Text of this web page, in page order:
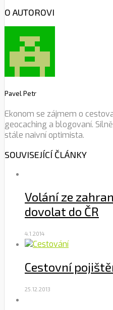
O AUTOROVI
Pavel Petr
Ekonom se zájmem o
geocaching a blogovaní.
stále naivní optimista.
SOUVISEJÍCÍ ČLÁNKY
Volání ze
dovolat do ČR
4.1.2014
Cestovní
25.12.2013